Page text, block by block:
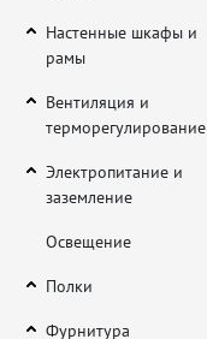
Настенные шкафы и
рамы
Вентиляция и
терморегулирование
Электропитание и
заземление
Освещение
Полки
Фурнитура